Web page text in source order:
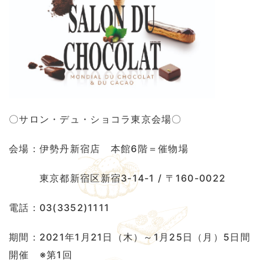
〇サロン・デュ・ショコラ東京会場〇
会場：伊勢丹新宿店 本館6階＝催物場
東京都新宿区新宿3-14-1 / 〒160-0022
電話：03(3352)1111
期間：2021年1月21日（木）～1月25日（月）5日間
開催 ※第1回